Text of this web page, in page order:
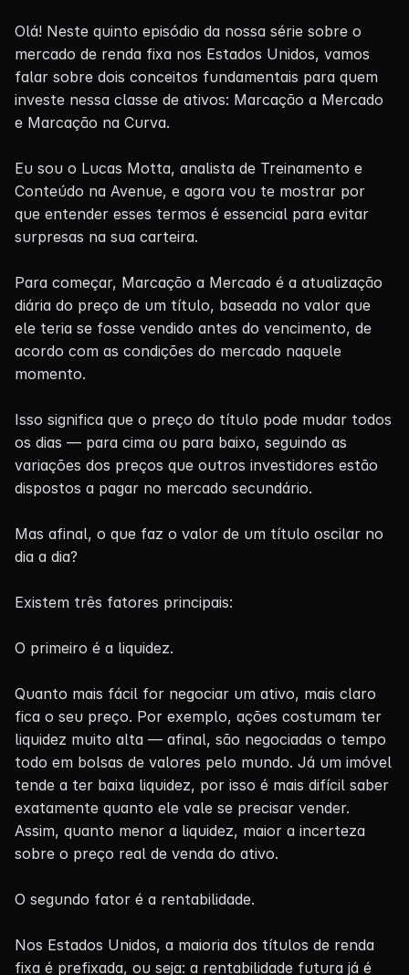
Olá! Neste quinto episódio da nossa série sobre o
mercado de renda fixa nos Estados Unidos, vamos
falar sobre dois conceitos fundamentais para quem
investe nessa classe de ativos: Marcação a Mercado
e Marcação na Curva.
Eu sou o Lucas Motta, analista de Treinamento e
Conteúdo na Avenue, e agora vou te mostrar por
que entender esses termos é essencial para evitar
surpresas na sua carteira.
Para começar, Marcação a Mercado é a atualização
diária do preço de um título, baseada no valor que
ele teria se fosse vendido antes do vencimento, de
acordo com as condições do mercado naquele
momento.
Isso significa que o preço do título pode mudar todos
os dias — para cima ou para baixo, seguindo as
variações dos preços que outros investidores estão
dispostos a pagar no mercado secundário.
Mas afinal, o que faz o valor de um título oscilar no
dia a dia?
Existem três fatores principais:
O primeiro é a liquidez.
Quanto mais fácil for negociar um ativo, mais claro
fica o seu preço. Por exemplo, ações costumam ter
liquidez muito alta — afinal, são negociadas o tempo
todo em bolsas de valores pelo mundo. Já um imóvel
tende a ter baixa liquidez, por isso é mais difícil saber
exatamente quanto ele vale se precisar vender.
Assim, quanto menor a liquidez, maior a incerteza
sobre o preço real de venda do ativo.
O segundo fator é a rentabilidade.
Nos Estados Unidos, a maioria dos títulos de renda
fixa é prefixada, ou seja: a rentabilidade futura já é